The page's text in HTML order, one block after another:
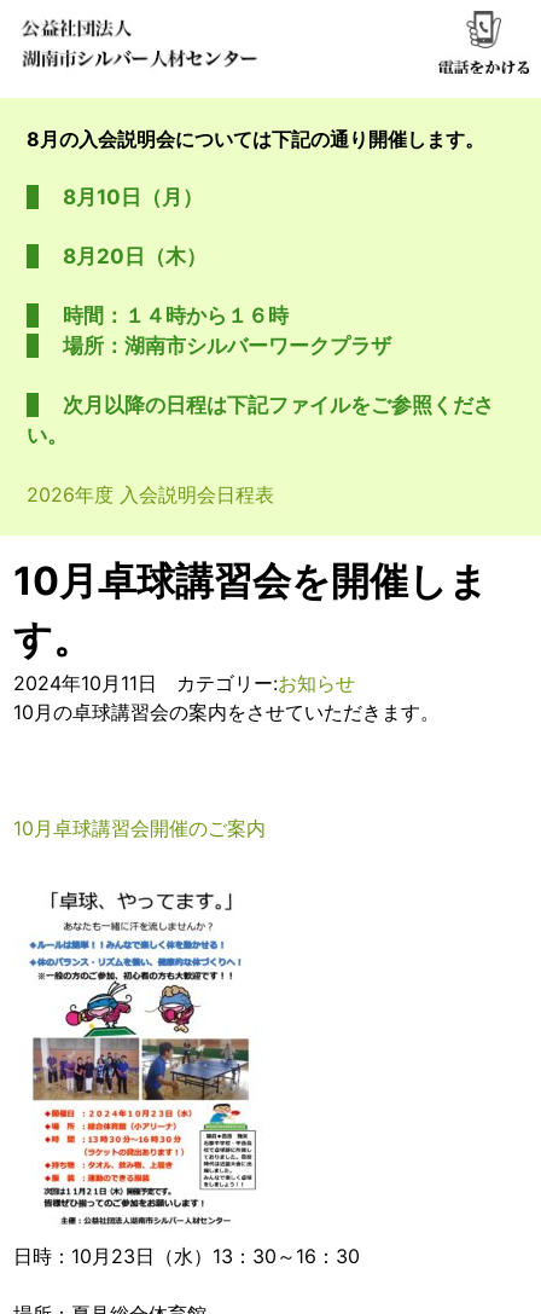
8月の入会説明会については下記の通り開催します。
8月10日（月）
8月20日（木）
時間：１４時から１６時
場所：湖南市シルバーワークプラザ
次月以降の日程は下記ファイルをご参照くださ
い。
2026年度 入会説明会日程表
10月卓球講習会を開催しま
す。
2024年10月11日 カテゴリー:お知らせ
10月の卓球講習会の案内をさせていただきます。
10月卓球講習会開催のご案内
日時：10月23日（水）13：30～16：30